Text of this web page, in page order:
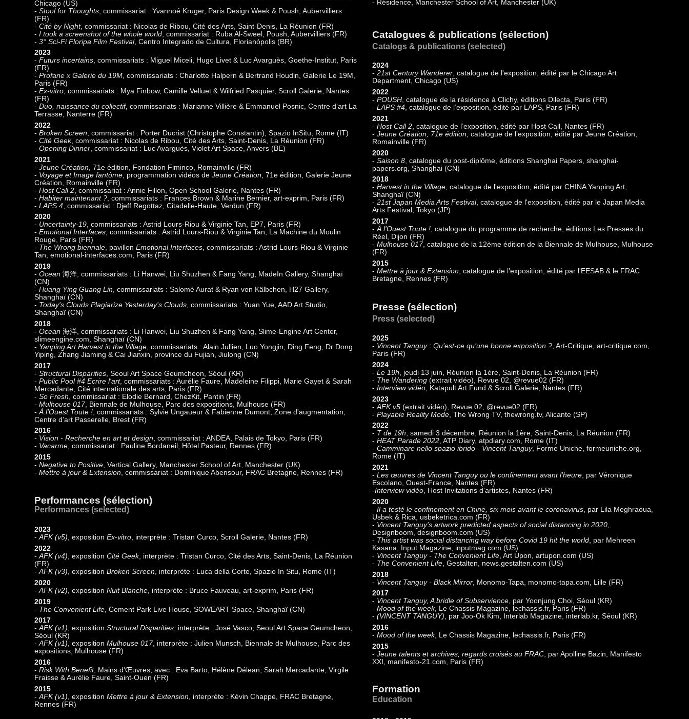
Chicago (US)
-Stool for Thoughts , commissariat : Yvannoé Kruger, Paris Design Week & Poush, Aubervilliers
(FR)
-Cité by Night, commissariat : Nicolas de Ribou, Cité des Arts, Saint-Denis, La Réunion (FR)
-I took a screenshot of the whole world , commissariat : Ruba Al-Sweel, Poush, Aubervilliers (FR)
-3° Sci-Fi Floripa Film Festival, Centro Integrado de Cultura, Florianópolis (BR)
2023
-Futurs incertains, commissariats : Miguel Miceli, Hugo Livet & Luc Avarguès, Goethe-Institut, Paris
(FR)
-Profane x Galerie du 19M, commissariats : Charlotte Halpern & Bertrand Houdin, Galerie Le 19M,
Paris (FR)
-Ex-vitro, commissariats : Mya Finbow, Camille Velluet & Wilfried Pasquier, Scroll Galerie, Nantes
(FR)
-Duo, naissance du collectif, commissariats : Marianne Villière & Emmanuel Posnic, Centre d’art La
Terrasse, Nanterre (FR)
2022
-Broken Screen , commissariat : Porter Ducrist (Christophe Constantin), Spazio InSitu, Rome (IT)
-Cité Geek, commissariat : Nicolas de Ribou, Cité des Arts, Saint-Denis, La Réunion (FR)
-Opening Dinner , commissariat : Luc Avarguès, Violet Art Space, Anvers (BE)
2021
-Jeune Création , 71e édition, Fondation Fiminco, Romainville (FR)
- Voyage et Image fantôme , programmation vidéos de Jeune Création , 71e édition, Galerie Jeune
Création, Romainville (FR)
-Host Call 2 , commissariat : Annie Fillon, Open School Galerie, Nantes (FR)
-Habiter maintenant ? , commissariats : Frances Brown & Marine Bernier, art-exprim, Paris (FR)
-LAPS 4 , commissariat : Djeff Regottaz, Citadelle-Haute, Verdun (FR)
2020
- Uncertainty-19, commissariats : Astrid Lours-Riou & Virginie Tan, EP7, Paris (FR)
-Emotional Interfaces, commissariats : Astrid Lours-Riou & Virginie Tan, La Machine du Moulin
Rouge, Paris (FR)
- The Wrong biennale, pavillonEmotional Interfaces, commissariats : Astrid Lours-Riou & Virginie
Tan, emotional-interfaces.com, Paris (FR)
2019
-Ocean海洋 , commissariats : Li Hanwei, Liu Shuzhen & Fang Yang, MadeIn Gallery, Shanghaï
(CN)
-Huang Ying Guang Lin , commissariats : Salomé Aurat & Ryan von Kälbchen, H27 Gallery,
Shanghaï (CN)
- Today's Clouds Plagiarize Yesterday's Clouds , commissariats : Yuan Yue, AAD Art Studio,
Shanghaï (CN)
2018
-Ocean海洋 , commissariats : Li Hanwei, Liu Shuzhen & Fang Yang, Slime-Engine Art Center,
slimeengine.com, Shanghaï (CN)
- Yanping Art Harvest in the Village , commissariats : Alain Jullien, Luo Yongjin, Ding Feng, Dr Dong
Yiping, Zhang Jiaming & Cai Jianxin, province du Fujian, Jiulong (CN)
2017
-Structural Disparities , Seoul Art Space Geumcheon, Séoul (KR)
-Public Pool #4 Ecrire l'art, commissariats : Aurélie Faure, Madeleine Filippi, Marie Gayet & Sarah
Mercadante, Cité internationale des arts, Paris (FR)
-So Fresh , commissariat : Elodie Bernard, ChezKit, Pantin (FR)
-Mulhouse 017, Biennale de Mulhouse, Parc des expositions, Mulhouse (FR)
-À l'Ouest Toute ! , commissariats : Sylvie Ungaueur & Fabienne Dumont, Zone d'augmentation,
Centre d'art Passerelle, Brest (FR)
2016
- Vision - Recherche en art et design, commissariat : ANDEA, Palais de Tokyo, Paris (FR)
- Vacarme, commissariat : Pauline Bordaneil, Hôtel Pasteur, Rennes (FR)
2015
-Negative to Positive , Vertical Gallery, Manchester School of Art, Manchester (UK)
-Mettre à jour & Extension , commissariat : Dominique Abensour, FRAC Bretagne, Rennes (FR)
Performances (sélection)
Performances (selected)
2023
-AFK (v5), expositionEx-vitro, interprète : Tristan Curco, Scroll Galerie, Nantes (FR)
2022
-AFK (v4) , expositionCité Geek, interprète : Tristan Curco, Cité des Arts, Saint-Denis, La Réunion
(FR)
-AFK (v3) , expositionBroken Screen , interprète : Luca della Corte, Spazio In Situ, Rome (IT)
2020
-AFK (v2) , expositionNuit Blanche , interprète : Bruce Fauveau, art-exprim, Paris (FR)
2019
- The Convenient Life , Cement Park Live House, SOWEART Space, Shanghaï (CN)
2017
-AFK (v1), expositionStructural Disparities, interprète : José Vasco, Seoul Art Space Geumcheon,
Séoul (KR)
-AFK (v1), expositionMulhouse 017, interprète : Julien Munsch, Biennale de Mulhouse, Parc des
expositions, Mulhouse (FR)
2016
-Risk With Benefit, Mains d'Œuvres, avec : Eva Barto, Hélène Délean, Sarah Mercadante, Virgile
Fraisse & Aurélie Faure, Saint-Ouen (FR)
2015
-AFK (v1) , expositionMettre à jour & Extension , interprète : Kévin Chappe, FRAC Bretagne,
Rennes (FR)
- Résidence, Manchester School of Art, Manchester (UK)
Catalogues & publications (sélection)
Catalogs & publications (selected)
2024
-21st Century Wanderer, catalogue de l'exposition, édité par le Chicago Art
Department, Chicago (US)
2022
-POUSH , catalogue de la résidence à Clichy, éditions Dilecta, Paris (FR)
-LAPS #4 , catalogue de l’exposition, édité par LAPS, Paris (FR)
2021
- Host Call 2 , catalogue de l’exposition, édité par Host Call, Nantes (FR)
-Jeune Création, 71e édition , catalogue de l’exposition, édité par Jeune Création,
Romainville (FR)
2020
-Saison 8 , catalogue du post-diplôme, éditions Shanghai Papers, shanghai-
papers.org, Shanghai (CN)
2018
-Harvest in the Village, catalogue de l'exposition, édité par CHINA Yanping Art,
Shanghaï (CN)
-21st Japan Media Arts Festival, catalogue de l'exposition, édité par le Japan Media
Arts Festival, Tokyo (JP)
2017
-À l'Ouest Toute ! , catalogue du programme de recherche, éditions Les Presses du
Réel, Dijon (FR)
-Mulhouse 017, catalogue de la 12ème édition de la Biennale de Mulhouse, Mulhouse
(FR)
2015
-Mettre à jour & Extension , catalogue de l’exposition, édité par l'EESAB & le FRAC
Bretagne, Rennes (FR)
Presse (sélection)
Press (selected)
2025
- Vincent Tanguy : Qu’est-ce qu’une bonne exposition ? , Art-Critique, art-critique.com,
Paris (FR)
2024
-Le 19h , jeudi 13 juin, Réunion la 1ère, Saint-Denis, La Réunion (FR)
- The Wandering(extrait vidéo), Revue 02, @revue02 (FR)
-Interview vidéo , Katapult Art Fund & Scroll Galerie, Nantes (FR)
2023
-AFK v5 (extrait vidéo), Revue 02, @revue02 (FR)
-Playable Reality Mode , The Wrong TV, thewrong.tv, Alicante (SP)
2022
- T de 19h, samedi 3 décembre, Réunion la 1ère, Saint-Denis, La Réunion (FR)
-HEAT Parade 2022, ATP Diary, atpdiary.com, Rome (IT)
-Camminare nello spazio ibrido - Vincent Tanguy, Forme Uniche, formeuniche.org,
Rome (IT)
2021
-Les œuvres de Vincent Tanguy ou le confinement avant l’heure , par Véronique
Escolano, Ouest-France, Nantes (FR)
-Interview vidéo , Host Invitations d’artistes, Nantes (FR)
2020
-Il a testé le confinement en Chine, six mois avant le coronavirus , par Lila Meghraoua,
Usbek & Rica, usbeketrica.com (FR)
- Vincent Tanguy's artwork predicted aspects of social distancing in 2020
Designboom, designboom.com (US)
- This artist was social distancing way before Covid 19 hit the world , par Mehreen
Kasana, Input Magazine, inputmag.com (US)
- Vincent Tanguy - The Convenient Life , Art Upon, artupon.com (US)
- The Convenient Life , Gestalten, news.gestalten.com (US)
2018
- Vincent Tanguy - Black Mirror , Monomo-Tapa, monomo-tapa.com, Lille (FR)
2017
- Vincent Tanguy, A bridle of Subservience, par Yoonjung Choi, Séoul (KR)
-Mood of the week, Le Chassis Magazine, lechassis.fr, Paris (FR)
-(VINCENT TANGUY), par Joo-Ok Kim, Interlab Magazine, interlab.kr, Séoul (KR)
2016
-Mood of the week, Le Chassis Magazine, lechassis.fr, Paris (FR)
2015
-Jeune talents et archives, regards croisés au FRAC , par Apolline Bazin, Manifesto
XXI, manifesto-21.com, Paris (FR)
Formation
Education